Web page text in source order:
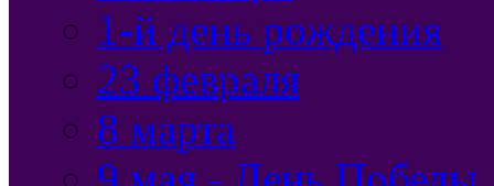
1-й день рождения
23 февраля
8 марта